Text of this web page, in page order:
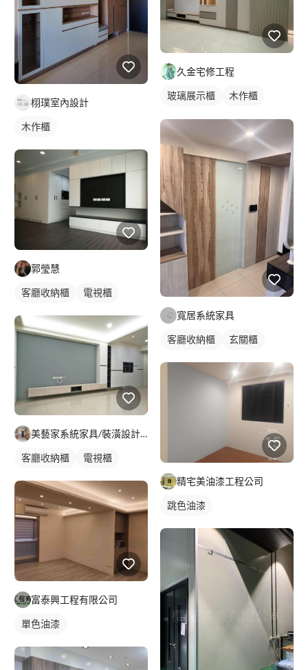
栩璞室內設計
木作櫃
郭瑩慧
客廳收納櫃 電視櫃
美藝家系統家具/裝潢設計/統包服務
客廳收納櫃 電視櫃
富泰興工程有限公司
單色油漆
久金宅修工程
玻璃展示櫃
木作櫃
寬居系統家具
客廳收納櫃 玄關櫃
精宅美油漆工程公司
跳色油漆